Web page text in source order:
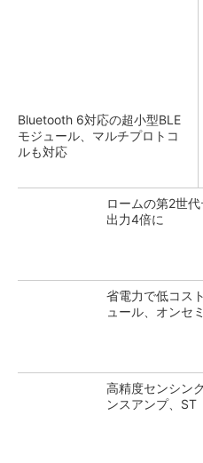
Bluetooth 6対応の超小型BLE
モジュール、マルチプロトコ
ルも対応
ロームの第2世代
出力4倍に
省電力で低コス
ュール、オンセミ
高精度センシン
ンスアンプ、ST